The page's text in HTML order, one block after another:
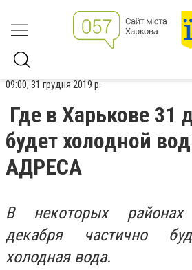
09:00, 31 грудня 2019 р.
Где в Харькове 31
будет холодной
АДРЕСА
В некоторых
декабря частично
холодная вода.